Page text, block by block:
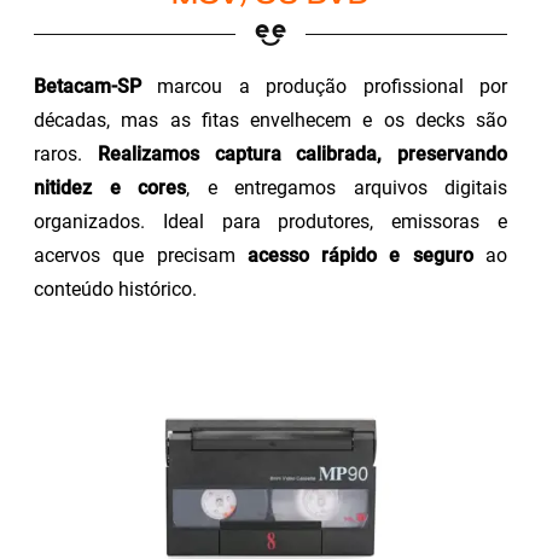
Betacam-SPmarcou a produção profissional por
décadas, mas as fitas envelhecem e os decks são
raros.
Realizamos captura calibrada, preservando
nitidez e cores, e entregamos arquivos digitais
organizados. Ideal para produtores, emissoras e
acervos que precisam acesso rápido e seguroao
conteúdo histórico.